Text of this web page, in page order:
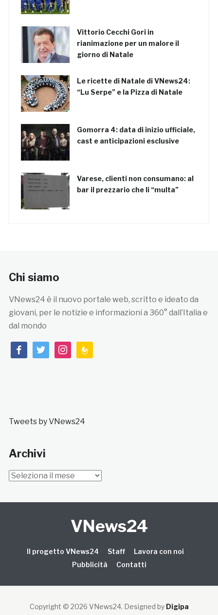
Vittorio Cecchi Gori in
rianimazione per un malore il
giorno di Natale
Le ricette di Natale di VNews24:
“Lu Serpe” e la Pizza di Natale
Gomorra 4: data di inizio ufficiale,
cast e anticipazioni esclusive
Varese, clienti non consumano: al
bar il prezzario che li “multa”
Chi siamo
VNews24 è il nuovo portale web, scritto e ideato da
giovani, per le notizie e informazioni a 360° dall’Italia e
dal mondo
facebooktwitterinstagramfeedburner
Tweets by VNews24
Archivi
Archivi
VNews24
Il progetto VNews24 Staff
Lavora con noi
Pubblicità
Contatti
Copyright © 2026 VNews24. Designed by Digipa